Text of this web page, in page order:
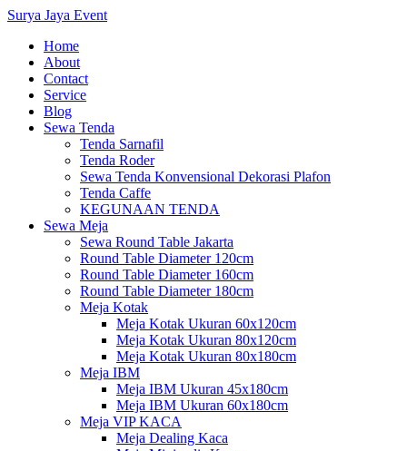
Surya Jaya Event
Home
About
Contact
Service
Blog
Sewa Tenda
Tenda Sarnafil
Tenda Roder
Sewa Tenda Konvensional Dekorasi Plafon
Tenda Caffe
KEGUNAAN TENDA
Sewa Meja
Sewa Round Table Jakarta
Round Table Diameter 120cm
Round Table Diameter 160cm
Round Table Diameter 180cm
Meja Kotak
Meja Kotak Ukuran 60x120cm
Meja Kotak Ukuran 80x120cm
Meja Kotak Ukuran 80x180cm
Meja IBM
Meja IBM Ukuran 45x180cm
Meja IBM Ukuran 60x180cm
Meja VIP KACA
Meja Dealing Kaca